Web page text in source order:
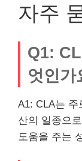
자주
Q1:
엇인가
A1: CLA는
산의 일종으
도움을 주는